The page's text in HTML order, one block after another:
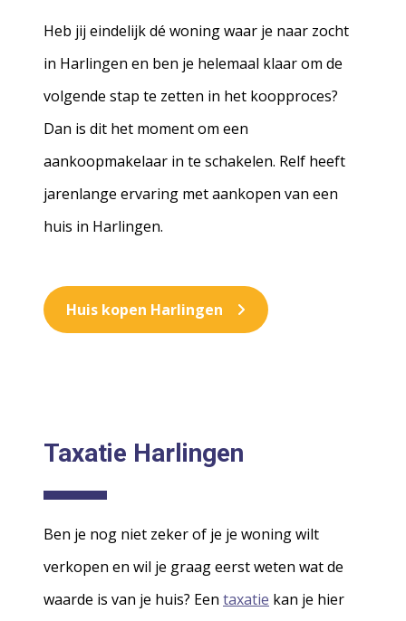
Heb jij eindelijk dé woning waar je naar zocht
in Harlingen en ben je helemaal klaar om de
volgende stap te zetten in het koopproces?
Dan is dit het moment om een
aankoopmakelaar in te schakelen. Relf heeft
jarenlange ervaring met aankopen van een
huis in Harlingen.
Huis kopen Harlingen
Taxatie Harlingen
Ben je nog niet zeker of je je woning wilt
verkopen en wil je graag eerst weten wat de
waarde is van je huis? Een taxatie kan je hier